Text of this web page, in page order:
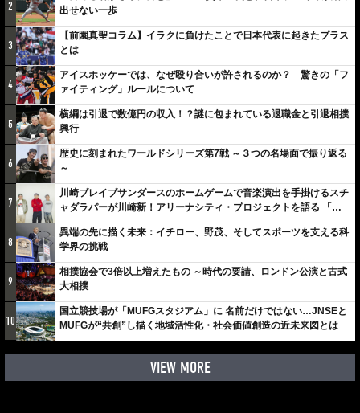
2
出せない一歩
3
【前園真聖コラム】イラクに負けたことで日本代表に起きたプラス
とは
4
アイスホッケーでは、なぜ殴り合いが許されるのか？ 驚きの「フ
ァイティング」ルールについて
5
横綱は引退で数億円の収入！？謎に包まれている退職金と引退相撲
興行
6
歴史に刻まれたワールドシリーズ第7戦 ～３つの名場面で振り返る
～
7
川崎ブレイブサンダースのホームゲームで音楽演出を手掛けるスチ
ャダラパーが川崎新！アリーナシティ・プロジェクトを語る 「楽
しみでしかないでしょ。川崎は、ずっと成長曲線だから」
8
異端の先に描く未来：イチロー、野茂、そしてスポーツを支える科
学界の挑戦
9
相撲協会で3倍以上増えたもの ～時代の要請、ロンドン公演と古式
大相撲
10
国立競技場が「MUFGスタジアム」に 名前だけではない…JNSEと
MUFGが“共創”し描く地域活性化・社会価値創造の近未来図とは
VIEW MORE